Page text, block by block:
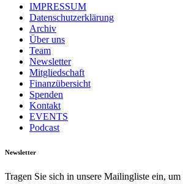
IMPRESSUM
Datenschutzerklärung
Archiv
Über uns
Team
Newsletter
Mitgliedschaft
Finanzübersicht
Spenden
Kontakt
EVENTS
Podcast
Newsletter
Tragen Sie sich in unsere Mailingliste ein, um